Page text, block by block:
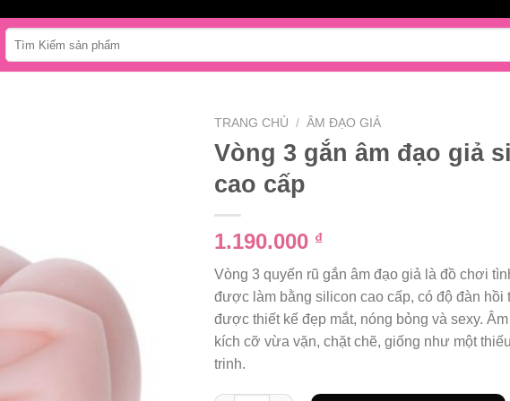
Tìm
kiếm:
TRANG CHỦ / ÂM ĐẠO GIẢ
Vòng 3 gắn âm đạo giả
cao cấp
1.190.000 ₫
Vòng 3 quyến rũ gắn âm đạo giả là đồ chơi
được làm bằng silicon cao cấp, có độ đàn hồi
được thiết kế đẹp mắt, nóng bỏng và sexy.
kích cỡ vừa vặn, chặt chẽ, giống như một
trinh.